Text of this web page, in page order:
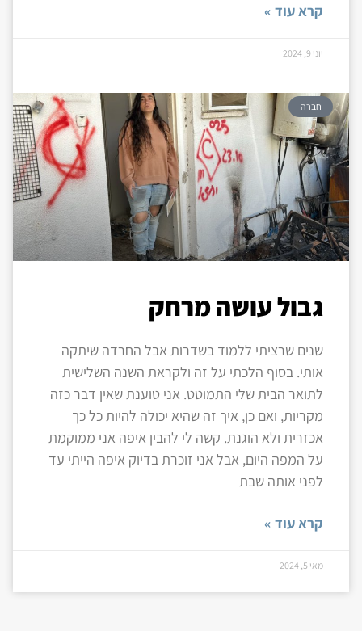
קרא עוד »
יוני 9, 2024
חברה
גבול עושה מרחק
שנים שרציתי ללמוד בשדרות אבל החרדה שיתקה
אותי. בסוף הלכתי על זה ולקראת השנה השלישית
לתואר הבית שלי התמוטט. אני טוענת שאין דבר כזה
מקריות, ואם כן, איך זה שהיא יכולה להיות כל כך
אכזרית ולא הוגנת. קשה לי להבין איפה אני ממוקמת
על המפה היום, אבל אני זוכרת בדיוק איפה הייתי עד
לפני אותה שבת
קרא עוד »
מאי 5, 2024